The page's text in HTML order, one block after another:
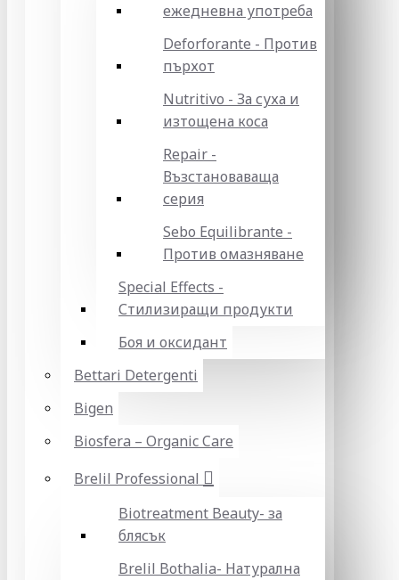
ежедневна употреба
Deforforante - Против
пърхот
Nutritivo - За суха и
изтощена коса
Repair -
Възстановаваща
серия
Sebo Equilibrante -
Против омазняване
Special Effects -
Стилизиращи продукти
Боя и оксидант
Bettari Detergenti
Bigen
Biosfera – Organic Care
Brelil Professional
Biotreatment Beauty- за
блясък
Brelil Bothalia- Натурална